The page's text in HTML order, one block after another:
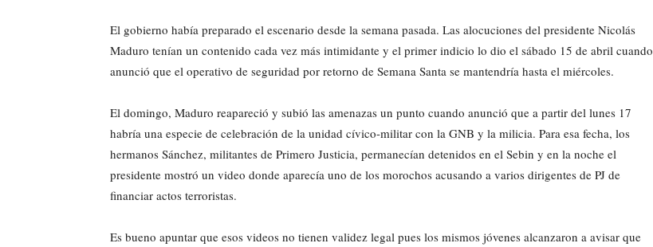
El gobierno había preparado el escenario desde la semana pasada. Las alocuciones del presidente Nicolás
Maduro tenían un contenido cada vez más intimidante y el primer indicio lo dio el sábado 15 de abril cuando
anunció que el operativo de seguridad por retorno de Semana Santa se mantendría hasta el miércoles.
El domingo, Maduro reapareció y subió las amenazas un punto cuando anunció que a partir del lunes 17
habría una especie de celebración de la unidad cívico-militar con la GNB y la milicia. Para esa fecha, los
hermanos Sánchez, militantes de Primero Justicia, permanecían detenidos en el Sebin y en la noche el
presidente mostró un video donde aparecía uno de los morochos acusando a varios dirigentes de PJ de
financiar actos terroristas.
Es bueno apuntar que esos videos no tienen validez legal pues los mismos jóvenes alcanzaron a avisar que